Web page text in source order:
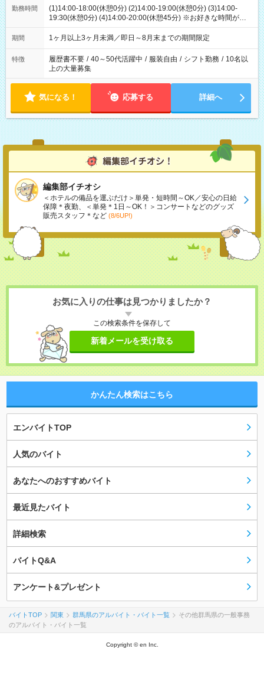
勤務時間
(1)14:00-18:00(休憩0分) (2)14:00-19:00(休憩0分) (3)14:00-
19:30(休憩0分) (4)14:00-20:00(休憩45分) ※お好きな時間が選べ
ます
期間 1ヶ月以上3ヶ月未満／即日～8月末までの期間限定
特徴 履歴書不要 / 40～50代活躍中 / 服装自由 / シフト勤務 / 10名以
上の大量募集
気になる！ 応募する 詳細へ
編集部イチオシ
＜ホテルの備品を運ぶだけ＞単発・短時間～OK／安心の日給
保障＊夜勤、＜単発＊1日～OK！＞コンサートなどのグッズ
販売スタッフ＊など (8/6UP!)
お気に入りの仕事は見つかりましたか？
この検索条件を保存して
新着メールを受け取る
かんたん検索はこちら
エンバイトTOP
人気のバイト
あなたへのおすすめバイト
最近見たバイト
詳細検索
バイトQ&A
アンケート&プレゼント
バイトTOP 関東 群馬県のアルバイト・バイト一覧
その他群馬県の一般事務
のアルバイト・バイト一覧
Copyright © en Inc.